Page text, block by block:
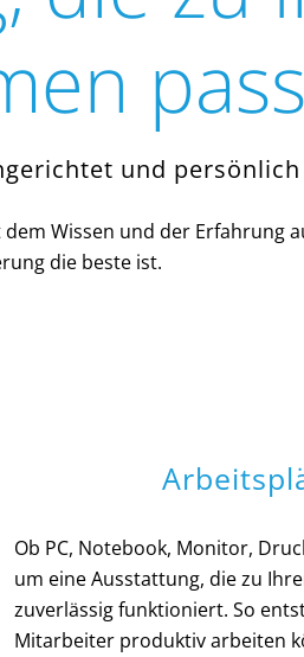
und
Wissen und der Erfahrung
die beste ist.
Ob PC, Notebook, Monitor,
um eine Ausstattung, die zu
zuverlässig funktioniert. So
Mitarbeiter produktiv arbeiten